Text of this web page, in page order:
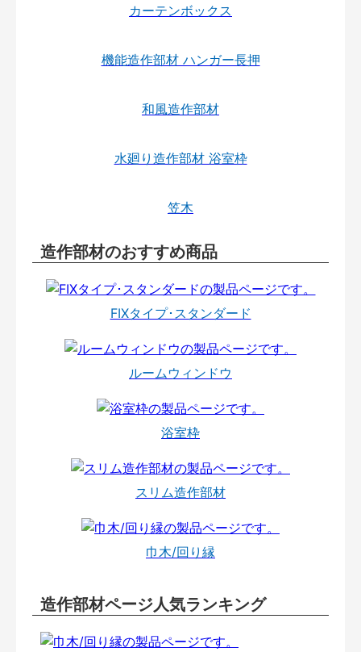
カーテンボックス
機能造作部材 ハンガー長押
和風造作部材
水廻り造作部材 浴室枠
笠木
造作部材のおすすめ商品
FIXタイプ･スタンダード
ルームウィンドウ
浴室枠
スリム造作部材
巾木/回り縁
造作部材ページ人気ランキング